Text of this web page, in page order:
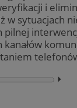
i
w sytuacjach
pilnej
⏵︎